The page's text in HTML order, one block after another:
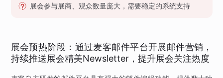
展会参与展商、观众数量庞大，需要稳定的系统支持
展会预热阶段：通过麦客邮件平台开展邮件营销，
持续推送展会精美Newsletter，提升展会关注热度